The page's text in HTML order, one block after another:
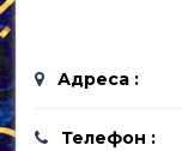
Адреса :
Телефон :